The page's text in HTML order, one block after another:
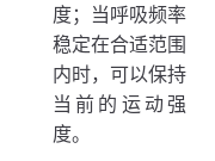
度；当呼吸频率
稳定在合适范围
内时，可以保持
当前的运动强
度。